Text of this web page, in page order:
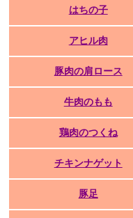
はちの子
アヒル肉
豚肉の肩ロース
牛肉のもも
鶏肉のつくね
チキンナゲット
豚足